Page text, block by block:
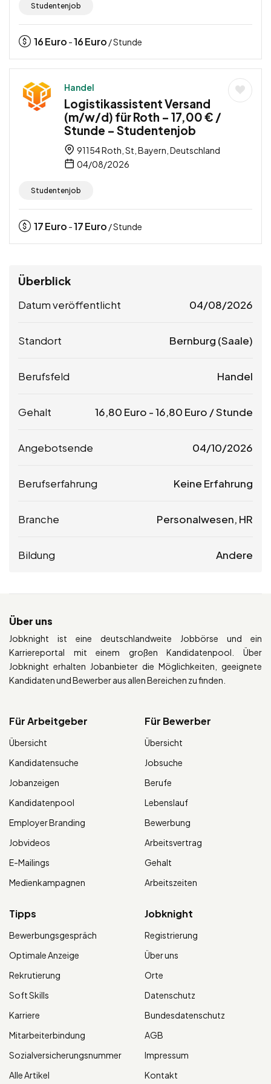
Studentenjob
16Euro -16Euro / Stunde
Handel
Logistikassistent Versand
(m/w/d) für Roth – 17,00 € /
Stunde – Studentenjob
91154 Roth, St, Bayern, Deutschland
04/08/2026
Studentenjob
17Euro -17Euro / Stunde
Überblick
Datum veröffentlicht 04/08/2026
Standort Bernburg (Saale)
Berufsfeld Handel
Gehalt 16,80 Euro -16,80 Euro / Stunde
Angebotsende 04/10/2026
Berufserfahrung Keine Erfahrung
Branche Personalwesen, HR
Bildung Andere
Über uns
Jobknight ist eine deutschlandweite Jobbörse und ein
Karriereportal mit einem großen Kandidatenpool. Über
Jobknight erhalten Jobanbieter die Möglichkeiten, geeignete
Kandidaten und Bewerber aus allen Bereichen zu finden.
Für Arbeitgeber
Übersicht
Kandidatensuche
Jobanzeigen
Kandidatenpool
Employer Branding
Jobvideos
E-Mailings
Medienkampagnen
Für Bewerber
Übersicht
Jobsuche
Berufe
Lebenslauf
Bewerbung
Arbeitsvertrag
Gehalt
Arbeitszeiten
Tipps
Bewerbungsgespräch
Optimale Anzeige
Rekrutierung
Soft Skills
Karriere
Mitarbeiterbindung
Sozialversicherungsnummer
Alle Artikel
Jobknight
Registrierung
Über uns
Orte
Datenschutz
Bundesdatenschutz
AGB
Impressum
Kontakt